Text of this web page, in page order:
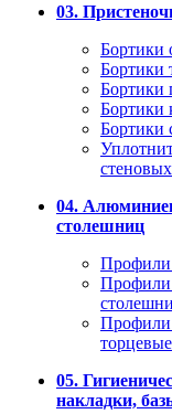
03.
Бортики
Бортики
Бортики
Бортики
Бортики
04.
столешниц
Профили
Профили
Профили
торцевые
05.
накладки,